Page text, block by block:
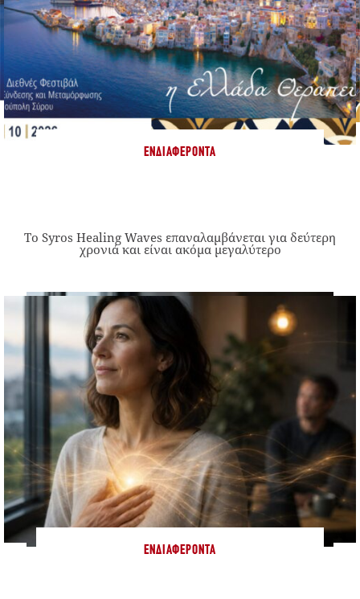
ΕΝΔΙΑΦΈΡΟΝΤΑ
Το Syros Healing Waves επαναλαμβάνεται για δεύτερη
χρονιά και είναι ακόμα μεγαλύτερο
ΕΝΔΙΑΦΈΡΟΝΤΑ